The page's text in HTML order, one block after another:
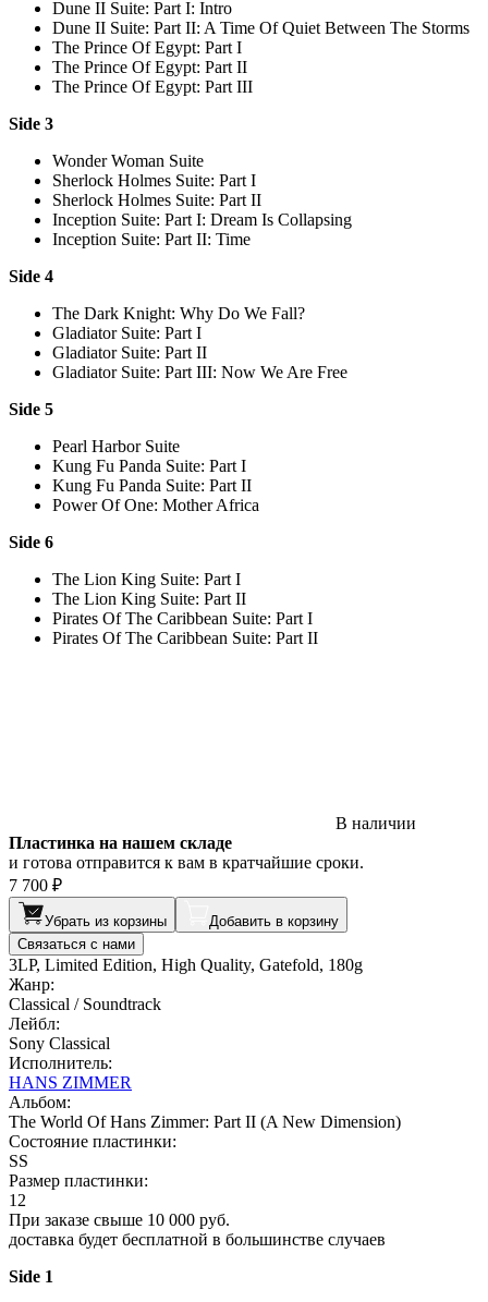
Dune II Suite: Part I: Intro
Dune II Suite: Part II: A Time Of Quiet Between The Storms
The Prince Of Egypt: Part I
The Prince Of Egypt: Part II
The Prince Of Egypt: Part III
Side 3
Wonder Woman Suite
Sherlock Holmes Suite: Part I
Sherlock Holmes Suite: Part II
Inception Suite: Part I: Dream Is Collapsing
Inception Suite: Part II: Time
Side 4
The Dark Knight: Why Do We Fall?
Gladiator Suite: Part I
Gladiator Suite: Part II
Gladiator Suite: Part III: Now We Are Free
Side 5
Pearl Harbor Suite
Kung Fu Panda Suite: Part I
Kung Fu Panda Suite: Part II
Power Of One: Mother Africa
Side 6
The Lion King Suite: Part I
The Lion King Suite: Part II
Pirates Of The Caribbean Suite: Part I
Pirates Of The Caribbean Suite: Part II
В наличии
Пластинка на нашем складе
и готова отправится к вам в кратчайшие сроки.
7 700 ₽
Убрать из корзины
Добавить в корзину
Связаться с нами
3LP, Limited Edition, High Quality, Gatefold, 180g
Жанр:
Classical / Soundtrack
Лейбл:
Sony Classical
Исполнитель:
HANS ZIMMER
Альбом:
The World Of Hans Zimmer: Part II (A New Dimension)
Состояние пластинки:
SS
Размер пластинки:
12
При заказе свыше 10 000 руб.
доставка будет бесплатной в большинстве случаев
Side 1